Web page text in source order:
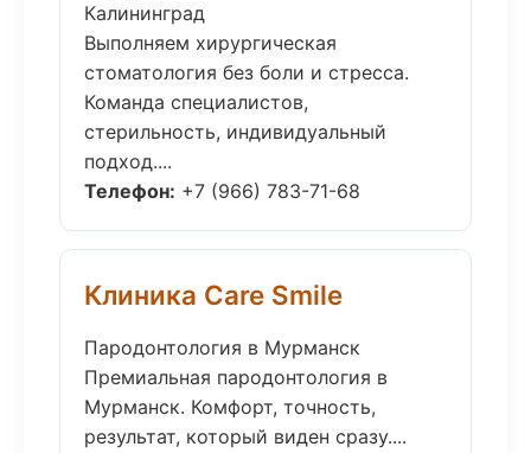
Калининград
Выполняем хирургическая
стоматология без боли и стресса.
Команда специалистов,
стерильность, индивидуальный
подход....
Телефон: +7 (966) 783-71-68
Клиника Care Smile
Пародонтология в Мурманск
Премиальная пародонтология в
Мурманск. Комфорт, точность,
результат, который виден сразу....